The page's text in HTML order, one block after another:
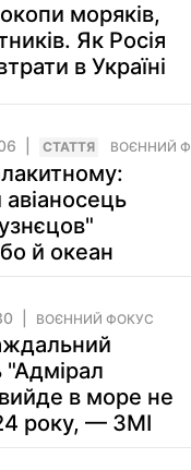
моряків,
Як Росія
в Україні
СТАТТЯ ВОЄННИЙ
авіаносець
й океан
ВОЄННИЙ ФОКУС
"Адмірал
в море не
року, — ЗМІ